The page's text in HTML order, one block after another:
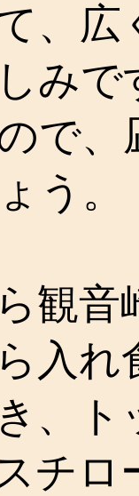
、
み
で
う。
観音
入れ
、
チ